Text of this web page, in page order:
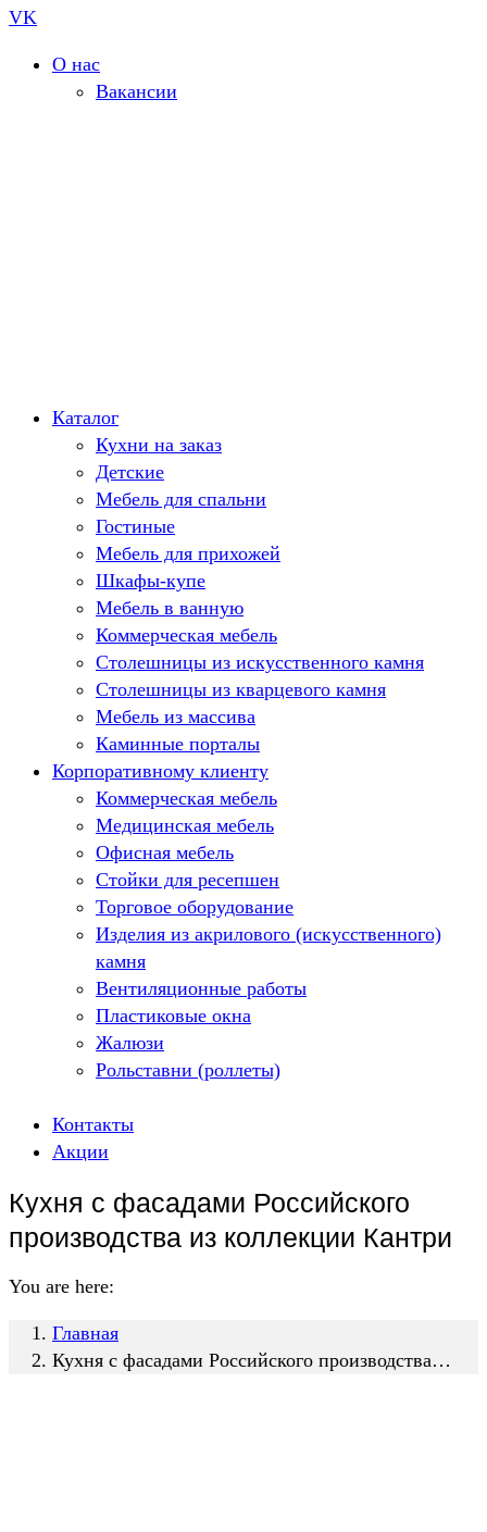
VK
О нас
Вакансии
Каталог
Кухни на заказ
Детские
Мебель для спальни
Гостиные
Мебель для прихожей
Шкафы-купе
Мебель в ванную
Коммерческая мебель
Столешницы из искусственного камня
Столешницы из кварцевого камня
Мебель из массива
Каминные порталы
Камины Dimplex
Искусственный камень White Hills
Балконы ПВХ
Пластиковые окна
Жалюзи
Рулонные шторы
Корпоративному клиенту
Коммерческая мебель
Медицинская мебель
Офисная мебель
Стойки для ресепшен
Торговое оборудование
Изделия из акрилового (искусственного)
камня
Вентиляционные работы
Пластиковые окна
Жалюзи
Рольставни (роллеты)
Контакты
Акции
Кухня с фасадами Российского
производства из коллекции Кантри
You are here:
Главная
Кухня с фасадами Российского производства…